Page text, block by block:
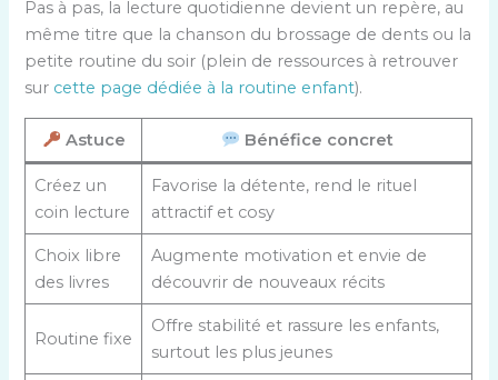
Pas à pas, la lecture quotidienne devient un repère, au
même titre que la chanson du brossage de dents ou la
petite routine du soir (plein de ressources à retrouver
sur cette page dédiée à la routine enfant).
Astuce Bénéfice concret
Créez un
coin lecture
Favorise la détente, rend le rituel
attractif et cosy
Choix libre
des livres
Augmente motivation et envie de
découvrir de nouveaux récits
Routine fixe
Offre stabilité et rassure les enfants,
surtout les plus jeunes